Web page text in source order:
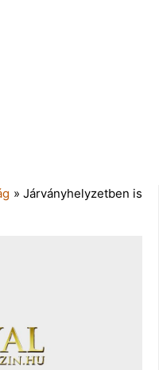
» Járványhelyzetben is